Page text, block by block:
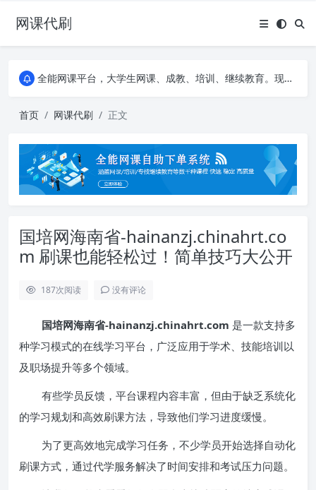
网课代刷
AI论文写作平台，根据真实文献内容生成论文
全能网课平台，大学生网课、成教、培训、继续教育。现已接入代刷代考项目3000+
全能网课平台，大学生网课、成教、培训、继续教育。现已接入代刷代考项目3000+
首页 网课代刷 正文
国培网海南省-hainanzj.chinahrt.co
m 刷课也能轻松过！简单技巧大公开
187次阅读 没有评论
国培网海南省-hainanzj.chinahrt.com 是一款支持多
种学习模式的在线学习平台，广泛应用于学术、技能培训以
及职场提升等多个领域。
有些学员反馈，平台课程内容丰富，但由于缺乏系统化
的学习规划和高效刷课方法，导致他们学习进度缓慢。
为了更高效地完成学习任务，不少学员开始选择自动化
刷课方式，通过代学服务解决了时间安排和考试压力问题。